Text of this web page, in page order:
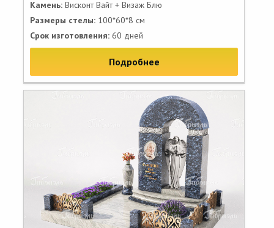
Камень: Висконт Вайт + Визаж Блю
Размеры стелы: 100*60*8 см
Срок изготовления: 60 дней
Подробнее